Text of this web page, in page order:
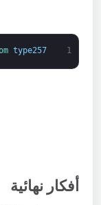
1
type257
أفكار نهائية